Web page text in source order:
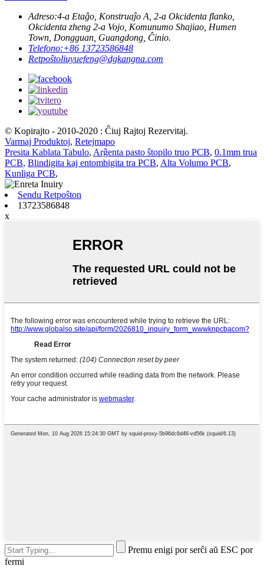
Adreso:4-a Etaĝo, Konstruaĵo A, 2-a Okcidenta flanko,
Okcidenta zheng 2-a Vojo, Komunumo Shajiao, Humen
Town, Dongguan, Guangdong, Ĉinio.
Telefono:+86 13723586848
Retpoŝtoliuyuefeng@dgkangna.com
© Kopirajto - 2010-2020 : Ĉiuj Rajtoj Rezervitaj.
Varmaj Produktoj, Retejmapo
Presita Kablata Tabulo, Arĝenta pasto ŝtopilo truo PCB, 0.1mm trua
PCB, Blindigita kaj entombigita tra PCB, Alta Volumo PCB,
Kunliga PCB,
Sendu Retpoŝton
13723586848
x
Premu enigi por serĉi aŭ ESC por
fermi